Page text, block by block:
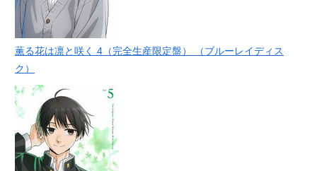
薫る花は凛と咲く 4（完全生産限定盤） （ブルーレイディス
ク）